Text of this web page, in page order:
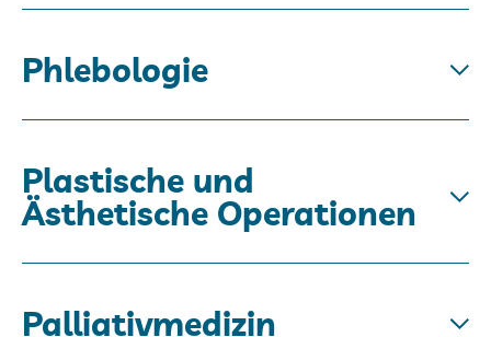
Phlebologie
Plastische und
Ästhetische Operationen
Palliativmedizin